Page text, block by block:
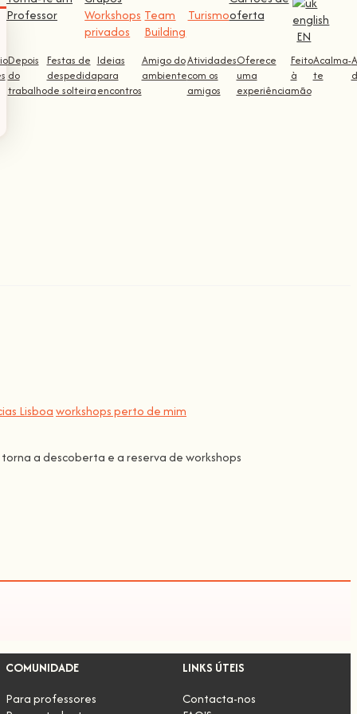
Depois
do
trabalho
Festas de
despedida
de solteira
Ideias
para
encontros
Amigo do
ambiente
Atividades
com os
amigos
Oferece
uma
experiência
Feito
à
mão
Acalma-
te
Professor
Workshops
privados
Team
Building
Turismooferta
EN
Lisboaworkshops perto de mim
a descoberta e a reserva de workshops
COMUNIDADE
Para professores
LINKS ÚTEIS
Contacta-nos